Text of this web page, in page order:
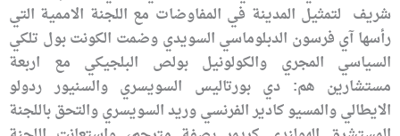
شريف لتمثيل المدينة في المفاوضات مع اللجنة الاممية التي
رأسها آي فرسون الدبلوماسي السويدي وضمت الكونت بول تلكي
السياسي المجري والكولونيل بولص البلجيكي مع اربعة
مستشارين هم: دي بورتاليس السويسري والسنيور ردولو
الايطالي والمسيو كادير الفرنسي وريد السويسري والتحق باللجنة